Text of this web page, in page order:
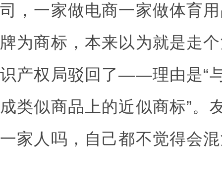
司，一家做电商一家做体育
牌为商标，本来以为就是走
识产权局驳回了——理由是“
成类似商品上的近似商标”。
一家人吗，自己都不觉得会